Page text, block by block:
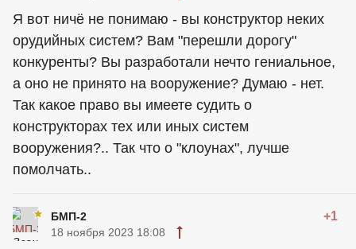
Я вот ничё не понимаю - вы конструктор неких
орудийных систем? Вам "перешли дорогу"
конкуренты? Вы разработали нечто гениальное,
а оно не принято на вооружение? Думаю - нет.
Так какое право вы имеете судить о
конструкторах тех или иных систем
вооружения?.. Так что о "клоунах", лучше
помолчать..
БМП-2 +1
18 ноября 2023 18:08